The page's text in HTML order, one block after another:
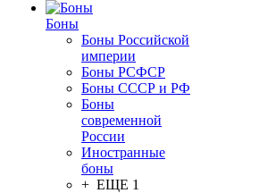
Боны
Боны Российской
империи
Боны РСФСР
Боны СССР и РФ
Боны
современной
России
Иностранные
боны
+ ЕЩЕ 1